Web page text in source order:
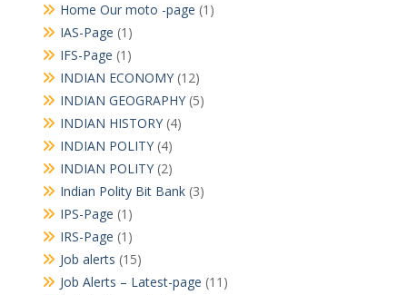
Home Our moto -page (1)
IAS-Page (1)
IFS-Page (1)
INDIAN ECONOMY(12)
INDIAN GEOGRAPHY(5)
INDIAN HISTORY(4)
INDIAN POLITY(4)
INDIAN POLITY(2)
Indian Polity Bit Bank(3)
IPS-Page (1)
IRS-Page (1)
Job alerts (15)
Job Alerts – Latest-page (11)